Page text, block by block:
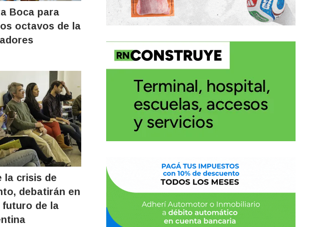
Boca para
octavos de la
la crisis de
debatirán en
futuro de la